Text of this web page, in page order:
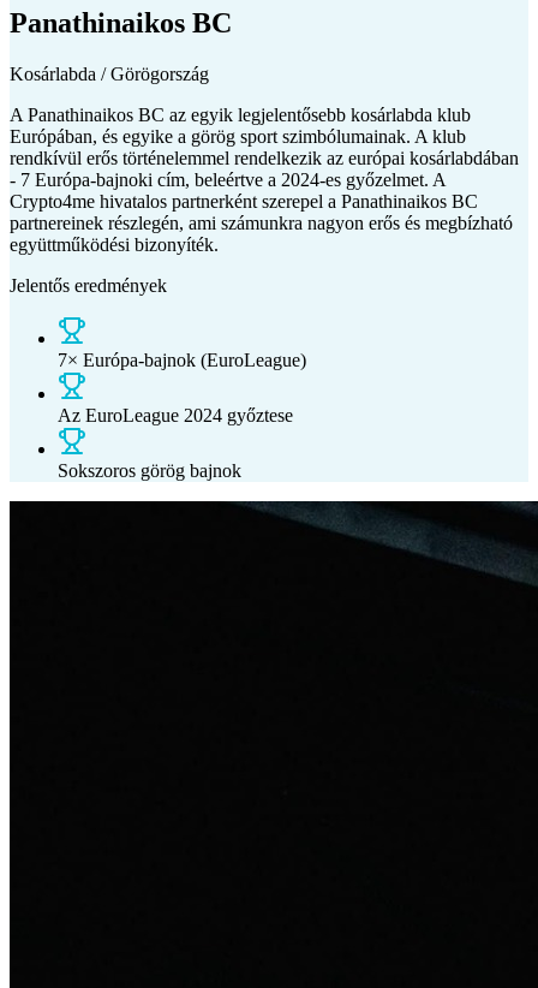
Panathinaikos BC
Kosárlabda / Görögország
A Panathinaikos BC az egyik legjelentősebb kosárlabda klub
Európában, és egyike a görög sport szimbólumainak. A klub
rendkívül erős történelemmel rendelkezik az európai kosárlabdában
- 7 Európa-bajnoki cím, beleértve a 2024-es győzelmet. A
Crypto4me hivatalos partnerként szerepel a Panathinaikos BC
partnereinek részlegén, ami számunkra nagyon erős és megbízható
együttműködési bizonyíték.
Jelentős eredmények
7× Európa-bajnok (EuroLeague)
Az EuroLeague 2024 győztese
Sokszoros görög bajnok